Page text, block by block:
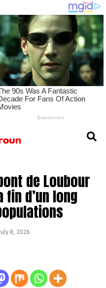
de Loubour
d’un long
8, 2026